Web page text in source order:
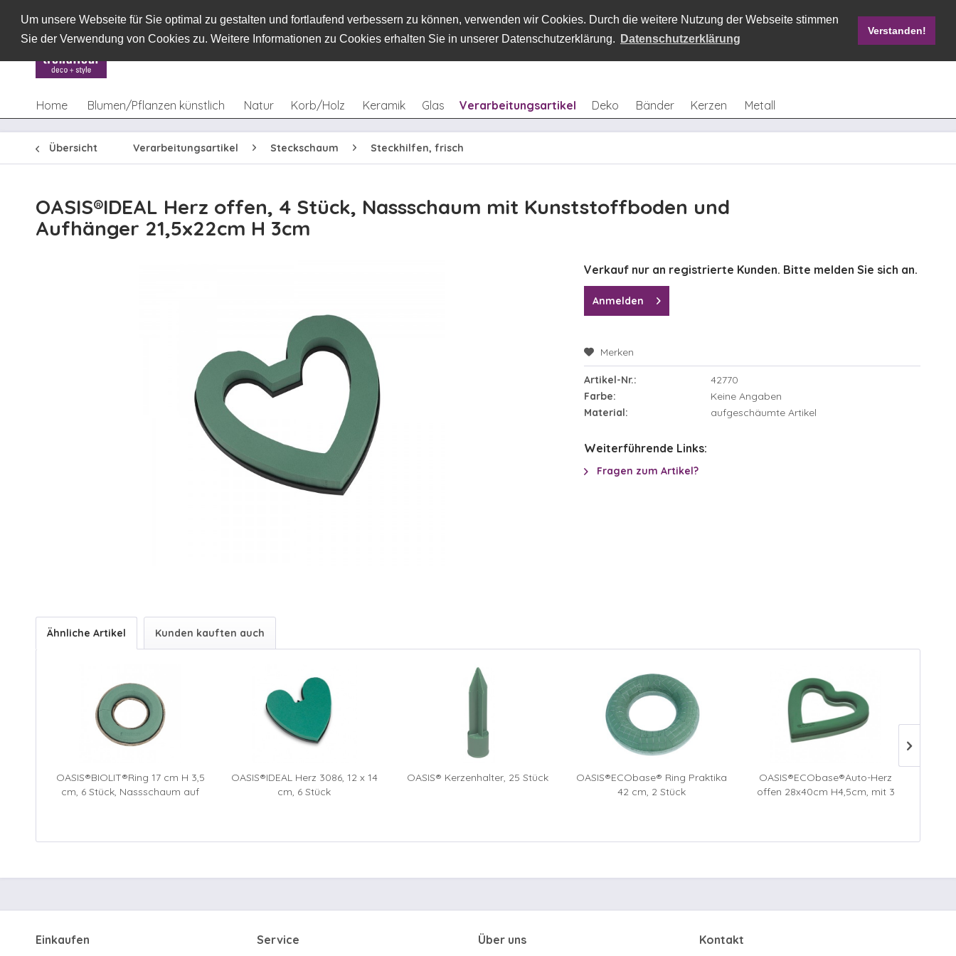
Um unsere Webseite für Sie optimal zu gestalten und fortlaufend verbessern zu können, verwenden wir Cookies. Durch die weitere Nutzung der Webseite stimmen
Sie der Verwendung von Cookies zu. Weitere Informationen zu Cookies erhalten Sie in unserer Datenschutzerklärung.
Datenschutzerklärung
Verstanden!
0,00 € *
Home Blumen/Pflanzen künstlich Natur Korb/Holz Keramik Glas Verarbeitungsartikel Deko Bänder Kerzen Metall
Übersicht Verarbeitungsartikel Steckschaum Steckhilfen, frisch
OASIS®IDEAL Herz offen, 4 Stück, Nassschaum mit Kunststoffboden und
Aufhänger 21,5x22cm H 3cm
Verkauf nur an registrierte Kunden. Bitte melden Sie sich an.
Anmelden
Merken
Artikel-Nr.:
42770
Farbe:
Keine Angaben
Material:
aufgeschäumte Artikel
Weiterführende Links:
Fragen zum Artikel?
Ähnliche Artikel Kunden kauften auch
OASIS®BIOLIT®Ring 17 cm H 3,5
cm, 6 Stück, Nassschaum auf
OASIS®IDEAL Herz 3086, 12 x 14
cm, 6 Stück
OASIS® Kerzenhalter, 25 Stück
OASIS®ECObase® Ring Praktika
42 cm, 2 Stück
OASIS®ECObase®Auto-Herz
offen 28x40cm H4,5cm, mit 3
Einkaufen Service Über uns Kontakt